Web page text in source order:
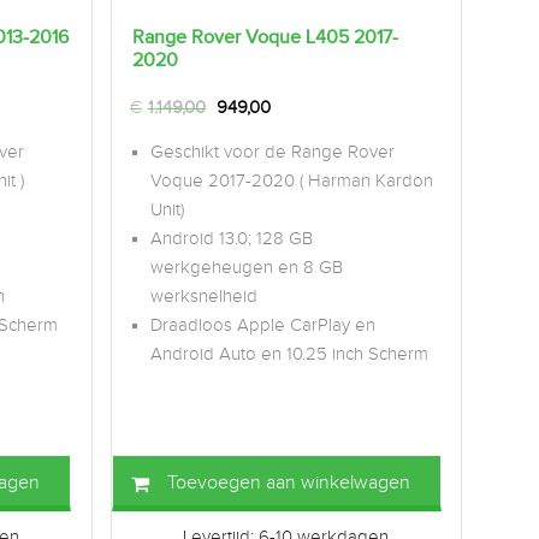
2016
)
Range Rover Voque L405 2017-
2020
€ 1.149,00 949,00
Geschikt voor de Range Rover
Voque 2017-2020 ( Harman Kardon
Unit)
Android 13.0; 128 GB
werkgeheugen en 8 GB
werksnelheid
Draadloos Apple CarPlay en
Android Auto en 10.25 inch Scherm
Toevoegen aan winkelwagen